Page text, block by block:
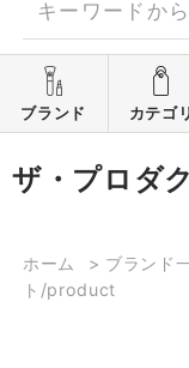
ブランド カテゴリ
ザ・プロダ
ホーム > ブランド
ト/product